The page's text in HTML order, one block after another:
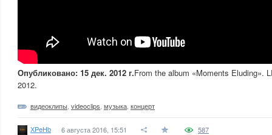
Опубликовано: 15 дек. 2012 г.From the album «Moments Eluding».
2012.
видеоклипы videoclips музыка концерт
XPeHb 6 августа 2016, 15:51 587